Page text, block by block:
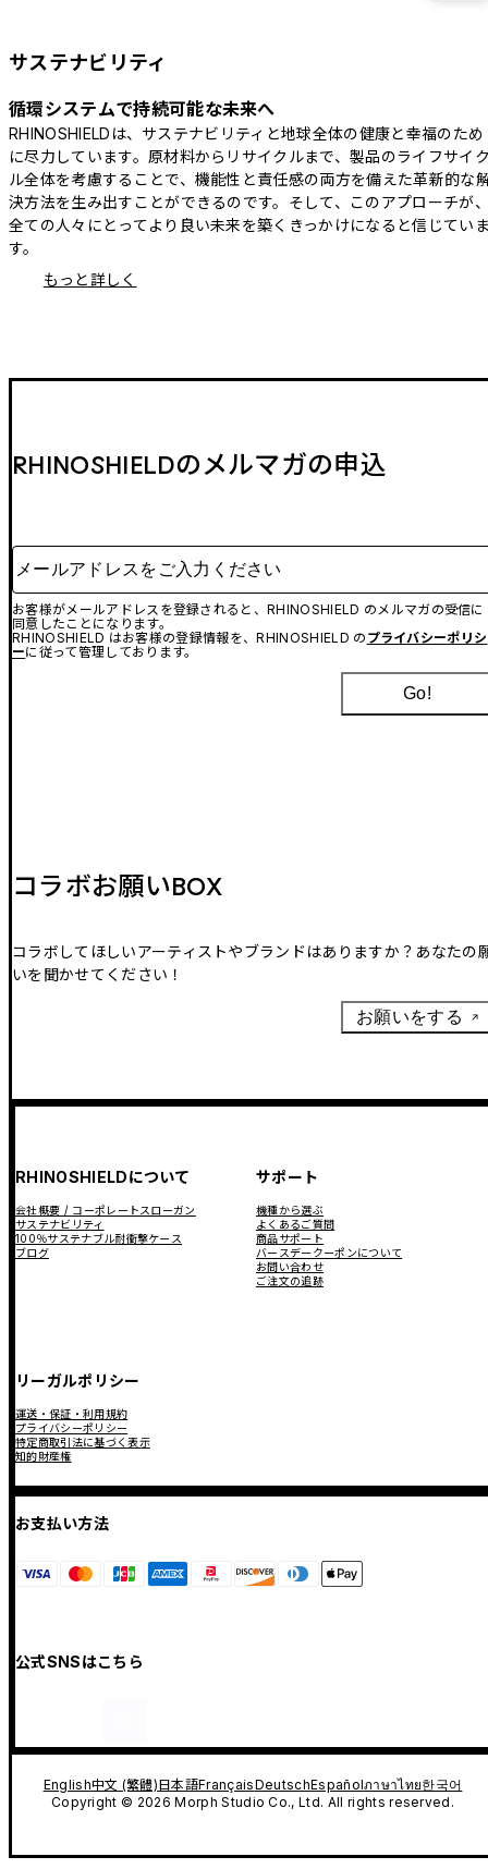
サステナビリティ
循環システムで持続可能な未来へ
RHINOSHIELDは、サステナビリティと地球全体の健康と幸福のため
に尽力しています。原材料からリサイクルまで、製品のライフサイ
ル全体を考慮することで、機能性と責任感の両方を備えた革新的な
決方法を生み出すことができるのです。そして、このアプローチが
全ての人々にとってより良い未来を築くきっかけになると信じてい
す。
もっと詳しく
RHINOSHIELDのメルマガの申込
メールアドレスをご入力ください
お客様がメールアドレスを登録されると、RHINOSHIELD のメルマガの受信に
同意したことになります。
RHINOSHIELD はお客様の登録情報を、RHINOSHIELD の プライバシーポリシ
ーに従って管理しております。
Go!
コラボお願いBOX
コラボしてほしいアーティストやブランドはありますか？あなたの
いを聞かせてください！
お願いをする
RHINOSHIELDについて
会社概要 / コーポレートスローガン
サステナビリティ
100％サステナブル耐衝撃ケース
ブログ
サポート
機種から選ぶ
よくあるご質問
商品サポート
バースデークーポンについて
お問い合わせ
ご注文の追跡
リーガルポリシー
運送・保証・利用規約
プライバシーポリシー
特定商取引法に基づく表示
知的財産権
お支払い方法
公式SNSはこちら
English中文 (繁體)日本語FrançaisDeutschEspañolภาษาไทย한국어
Copyright © 2026 Morph Studio Co., Ltd. All rights reserved.